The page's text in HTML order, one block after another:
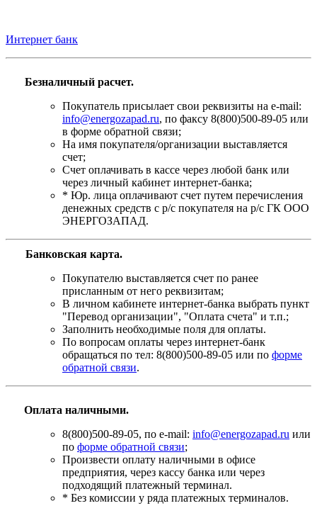
Интернет банк
Безналичный расчет.
Покупатель присылает свои реквизиты на e-mail:
info@energozapad.ru, по факсу 8(800)500-89-05 или
в форме обратной связи;
На имя покупателя/организации выставляется
счет;
Счет оплачивать в кассе через любой банк или
через личный кабинет интернет-банка;
* Юр. лица оплачивают счет путем перечисления
денежных средств с р/с покупателя на р/с ГК ООО
ЭНЕРГОЗАПАД.
Банковская карта.
Покупателю выставляется счет по ранее
присланным от него реквизитам;
В личном кабинете интернет-банка выбрать пункт
"Перевод организации", "Оплата счета" и т.п.;
Заполнить необходимые поля для оплаты.
По вопросам оплаты через интернет-банк
обращаться по тел: 8(800)500-89-05 или по форме
обратной связи.
Оплата наличными.
8(800)500-89-05, по e-mail: info@energozapad.ru или
по форме обратной связи;
Произвести оплату наличными в офисе
предприятия, через кассу банка или через
подходящий платежный терминал.
* Без комиссии у ряда платежных терминалов.